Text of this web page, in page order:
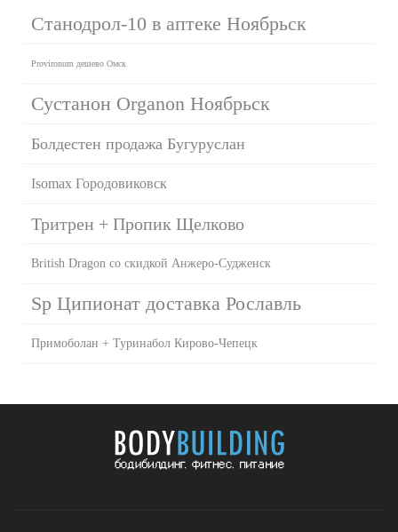
Станодрол-10 в аптеке Ноябрьск
Provironum дешево Омск
Сустанон Organon Ноябрьск
Болдестен продажа Бугуруслан
Isomax Городовиковск
Тритрен + Пропик Щелково
British Dragon со скидкой Анжеро-Судженск
Sp Ципионат доставка Рославль
Примоболан + Туринабол Кирово-Чепецк